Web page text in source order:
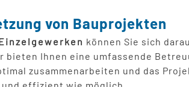
von Bauprojekten
können Sie sich
Ihnen eine umfassende
zusammenarbeiten und das